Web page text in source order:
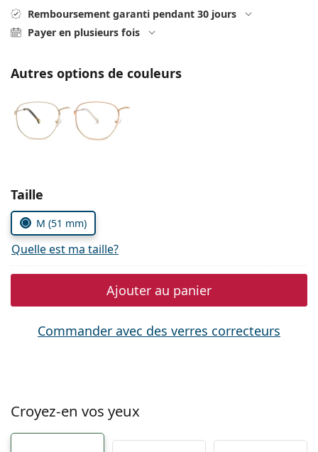
Persol
Prada
Toutes les marques
Remboursement garanti pendant 30 jours
Payer en plusieurs fois
Autres options de couleurs
Choisissez les paramètres
Taille
M (51 mm)
Quelle est ma taille?
Ajouter au panier
Commander avec des verres correcteurs
Croyez-en vos yeux